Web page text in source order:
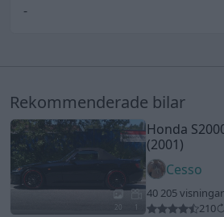
-
Rekommenderade bilar
20 1
Honda
(2001)
Cesso
40 205 visningar
210